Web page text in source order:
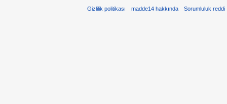
Gizlilik politikası madde14 hakkında Sorumluluk reddi